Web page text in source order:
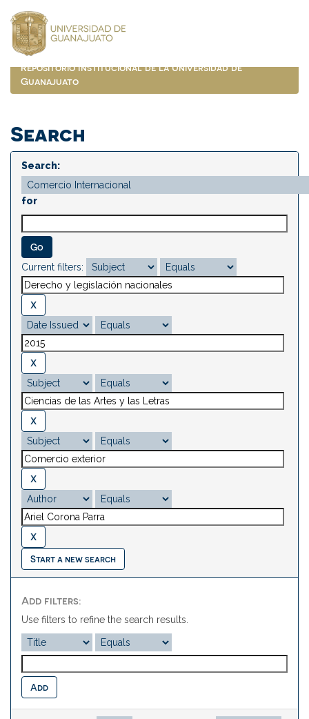
navigation
Repositorio Institucional de la Universidad de
Guanajuato
Search
Search:
for
Current filters:
Start a new search
Add filters:
Use filters to refine the search results.